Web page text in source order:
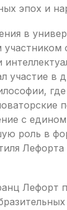
эпох и
в
участие в
с
роль в
Лефорта
Лефорт